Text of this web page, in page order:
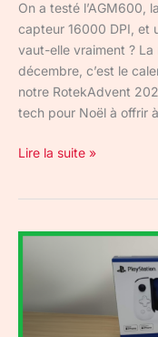
On a testé l’AGM600,
capteur 16000 DPI, et
vaut-elle vraiment ?
décembre, c’est le
notre RotekAdvent
tech pour Noël à offrir
Lire la suite »
Backbone